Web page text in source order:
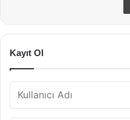
Kayıt Ol